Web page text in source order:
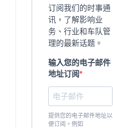
订阅我们的时事通
讯，了解影响业
务、行业和车队管
理的最新话题。
输入您的电子邮件
地址订阅
提供您的电子邮件地址以
便订阅。例如